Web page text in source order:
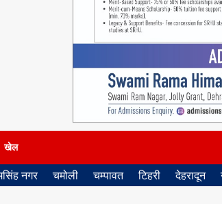
खेल
नगर चमोली चम्पावत टिहरी देहरादून